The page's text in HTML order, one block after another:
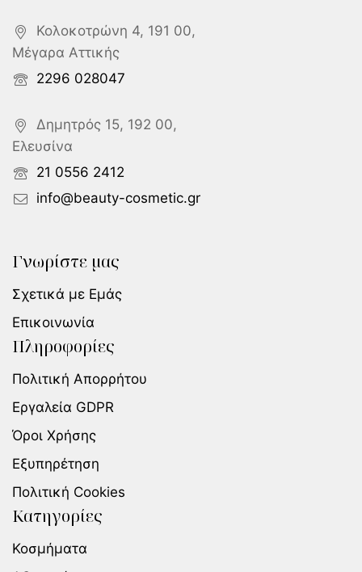
Κολοκοτρώνη 4, 191 00,
Μέγαρα Αττικής
2296 028047
Δημητρός 15, 192 00,
Ελευσίνα
21 0556 2412
info@beauty-cosmetic.gr
Γνωρίστε μας
Σχετικά με Εμάς
Επικοινωνία
Πληροφορίες
Πολιτική Απορρήτου
Εργαλεία GDPR
Όροι Χρήσης
Εξυπηρέτηση
Πολιτική Cookies
Κατηγορίες
Κοσμήματα